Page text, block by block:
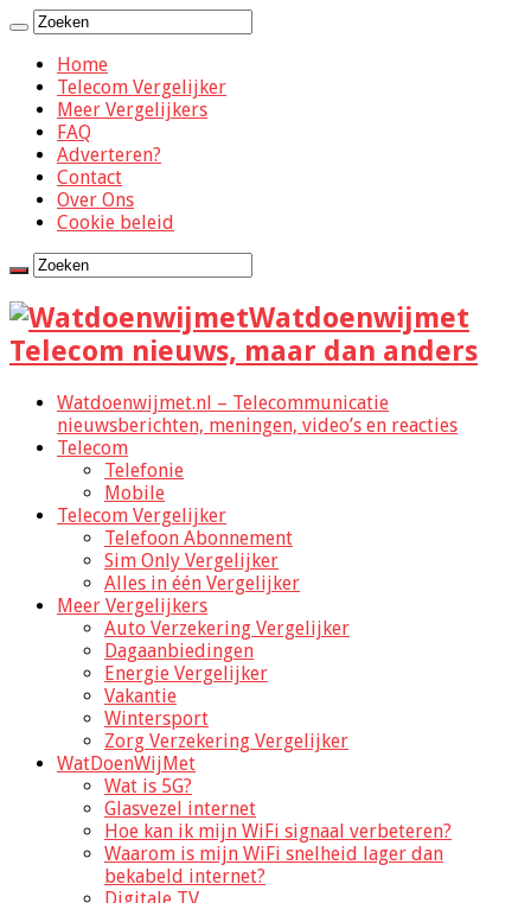
Home
Telecom Vergelijker
Meer Vergelijkers
FAQ
Adverteren?
Contact
Over Ons
Cookie beleid
Watdoenwijmet
Telecom nieuws, maar dan anders
Watdoenwijmet.nl – Telecommunicatie
nieuwsberichten, meningen, video’s en reacties
Telecom
Telefonie
Mobile
Telecom Vergelijker
Telefoon Abonnement
Sim Only Vergelijker
Alles in één Vergelijker
Meer Vergelijkers
Auto Verzekering Vergelijker
Dagaanbiedingen
Energie Vergelijker
Vakantie
Wintersport
Zorg Verzekering Vergelijker
WatDoenWijMet
Wat is 5G?
Glasvezel internet
Hoe kan ik mijn WiFi signaal verbeteren?
Waarom is mijn WiFi snelheid lager dan
bekabeld internet?